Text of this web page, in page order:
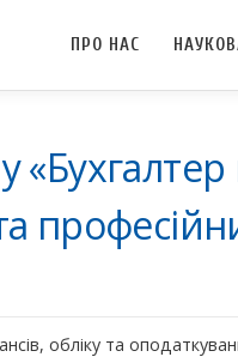
ПРО НАС
обліку та